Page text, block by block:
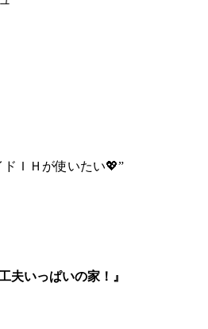
ドＩＨが使いたい💖”
夫いっぱいの家！』